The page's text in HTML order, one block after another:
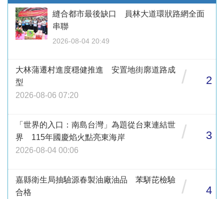
縫合都市最後缺口 員林大道環狀路網全面
串聯
2026-08-04 20:49
大林蒲遷村進度穩健推進 安置地街廓道路成
型
2026-08-06 07:20
/ 2
「世界的入口：南島台灣」為題從台東連結世
界 115年國慶焰火點亮東海岸
2026-08-04 00:06
/ 3
嘉縣衛生局抽驗源春製油廠油品 苯駢芘檢驗
合格
/ 4